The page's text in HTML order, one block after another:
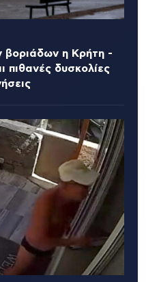
βοριάδων η Κρήτη -
πιθανές δυσκολίες